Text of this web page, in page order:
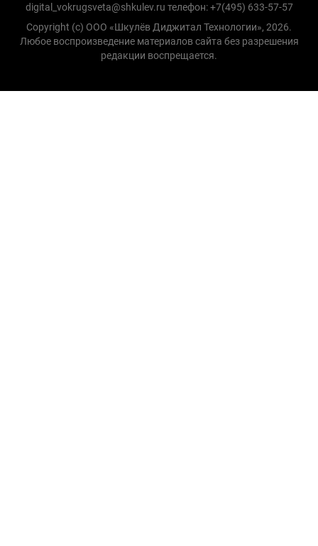
digital_vokrugsveta@shkulev.ru телефон: +7(495) 633-57-57
Copyright (с) ООО «Шкулёв Диджитал Технологии», 2026.
Любое воспроизведение материалов сайта без разрешения
редакции воспрещается.